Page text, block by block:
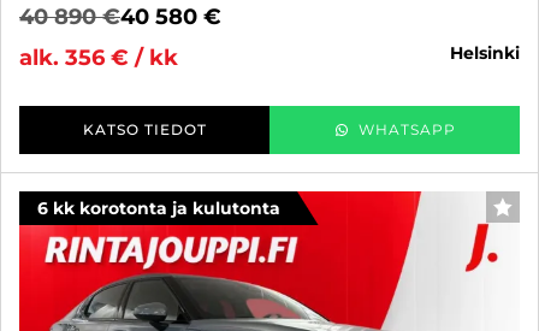
40 890 €40 580 €
alk. 356 € / kk
helsinki
KATSO TIEDOT WHATSAPP
6 kk korotonta ja kulutonta